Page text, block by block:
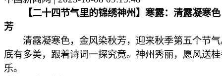
【二十四节气里的锦绣神州】寒露：清露凝寒
芳
清露凝寒色，金风染秋芳，迎来秋季第五个节气
底有多美，跟着诗词一探究竟。神州秀丽，愿风送
乐。